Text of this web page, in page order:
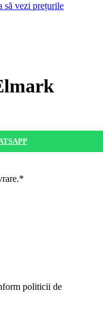
să vezi prețurile
*
politicii de